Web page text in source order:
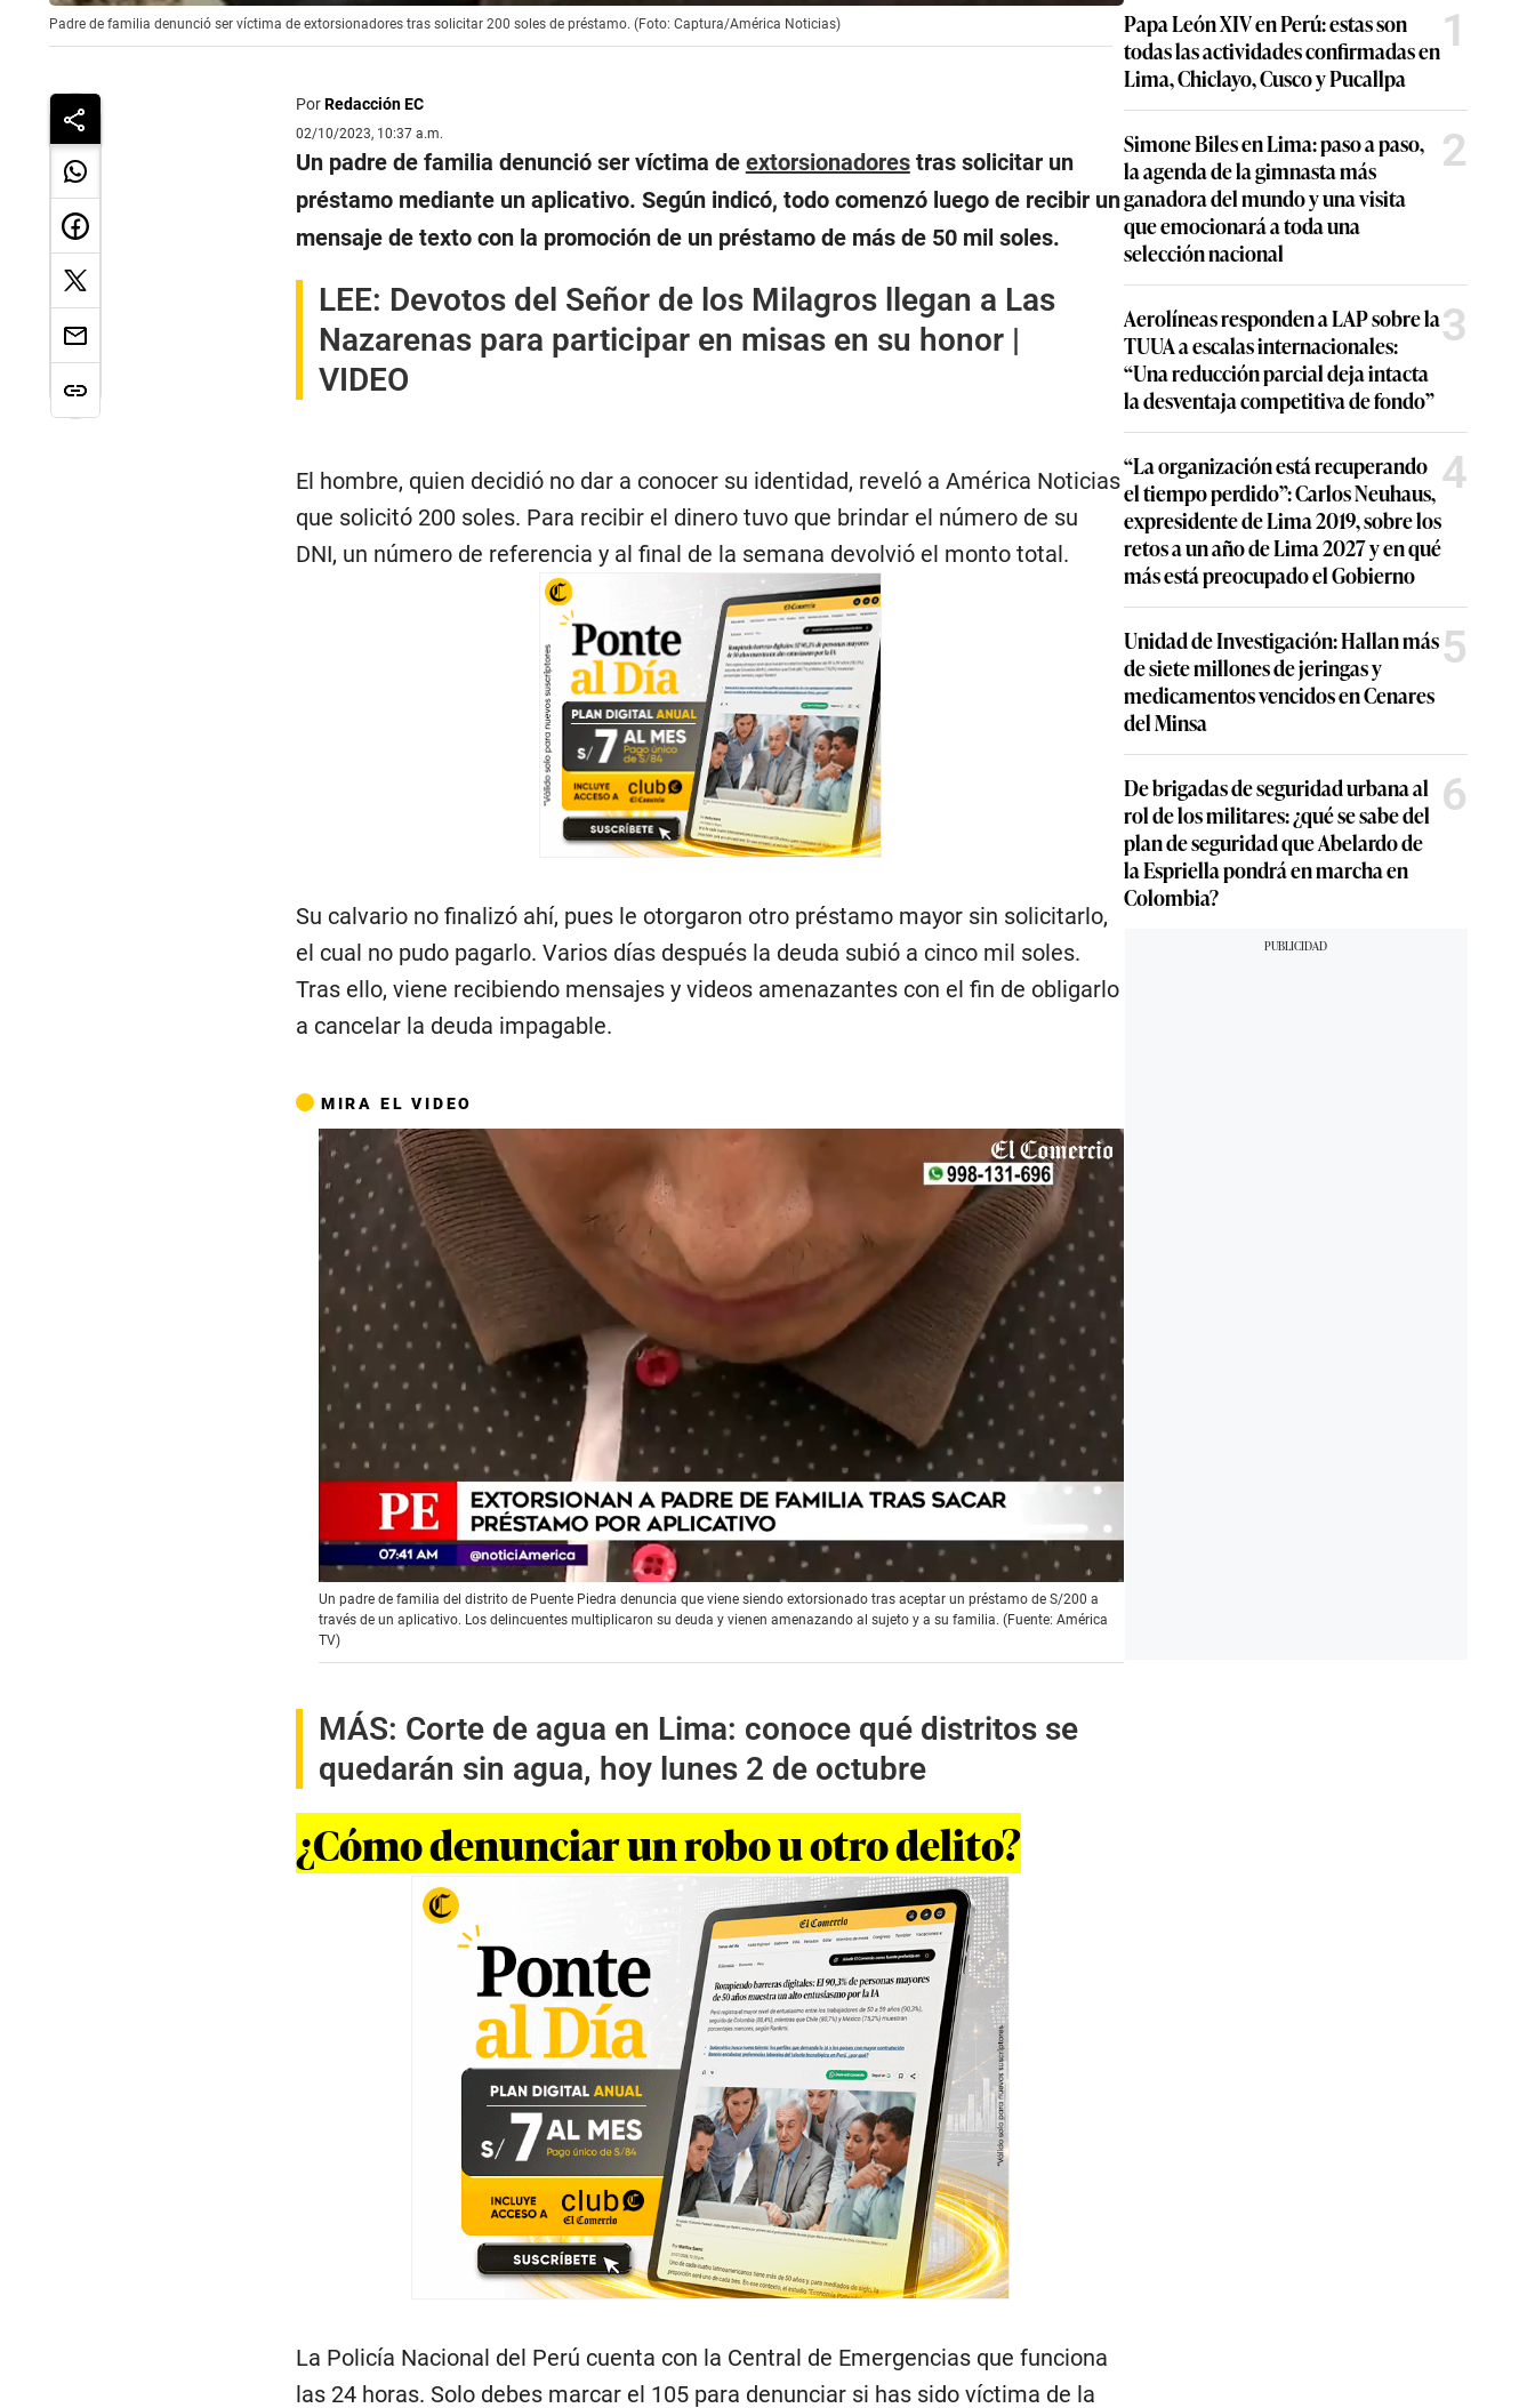
Padre de familia denunció ser víctima de extorsionadores tras solicitar 200 soles de préstamo. (Foto: Captura/América Noticias)
PorRedacción EC
02/10/2023, 10:37 a.m.
Un padre de familia denunció ser víctima de extorsionadorestras solicitar un
préstamo mediante un aplicativo. Según indicó, todo comenzó luego de recibir un
mensaje de texto con la promoción de un préstamo de más de 50 mil soles.
LEE: Devotos del Señor de los Milagros llegan a Las
Nazarenas para participar en misas en su honor |
VIDEO
El hombre, quien decidió no dar a conocer su identidad, reveló a América Noticias
que solicitó 200 soles. Para recibir el dinero tuvo que brindar el número de su
DNI, un número de referencia y al final de la semana devolvió el monto total.
Su calvario no finalizó ahí, pues le otorgaron otro préstamo mayor sin solicitarlo,
el cual no pudo pagarlo. Varios días después la deuda subió a cinco mil soles.
Tras ello, viene recibiendo mensajes y videos amenazantes con el fin de obligarlo
a cancelar la deuda impagable.
MIRA EL VIDEO
0
s
e
c
o
s
o
1
m
i
n
u
t
Un padre de familia del distrito de Puente Piedra denuncia que viene siendo extorsionado tras aceptar un préstamo de S/200 a
través de un aplicativo. Los delincuentes multiplicaron su deuda y vienen amenazando al sujeto y a su familia. (Fuente: América
TV)
MÁS: Corte de agua en Lima: conoce qué distritos se
quedarán sin agua, hoy lunes 2 de octubre
¿Cómo denunciar un robo u otro delito?
La Policía Nacional del Perú cuenta con la Central de Emergencias que funciona
las 24 horas. Solo debes marcar el 105 para denunciar si has sido víctima de la
Papa León XIV en Perú: estas son
todas las actividades confirmadas en
Lima, Chiclayo, Cusco y Pucallpa
1
Simone Biles en Lima: paso a paso,
la agenda de la gimnasta más
ganadora del mundo y una visita
que emocionará a toda una
selección nacional
2
Aerolíneas responden a LAP sobre la
TUUA a escalas internacionales:
“Una reducción parcial deja intacta
la desventaja competitiva de fondo”
3
“La organización está recuperando
el tiempo perdido”: Carlos Neuhaus,
expresidente de Lima 2019, sobre los
retos a un año de Lima 2027 y en qué
más está preocupado el Gobierno
4
Unidad de Investigación: Hallan más
de siete millones de jeringas y
medicamentos vencidos en Cenares
del Minsa
5
De brigadas de seguridad urbana al
rol de los militares: ¿qué se sabe del
plan de seguridad que Abelardo de
la Espriella pondrá en marcha en
Colombia?
6